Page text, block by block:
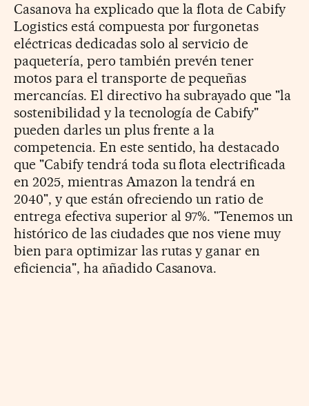
Casanova ha explicado que la flota de Cabify
Logistics está compuesta por furgonetas
eléctricas dedicadas solo al servicio de
paquetería, pero también prevén tener
motos para el transporte de pequeñas
mercancías. El directivo ha subrayado que "la
sostenibilidad y la tecnología de Cabify"
pueden darles un plus frente a la
competencia. En este sentido, ha destacado
que "Cabify tendrá toda su flota electrificada
en 2025, mientras Amazon la tendrá en
2040", y que están ofreciendo un ratio de
entrega efectiva superior al 97%. "Tenemos un
histórico de las ciudades que nos viene muy
bien para optimizar las rutas y ganar en
eficiencia", ha añadido Casanova.